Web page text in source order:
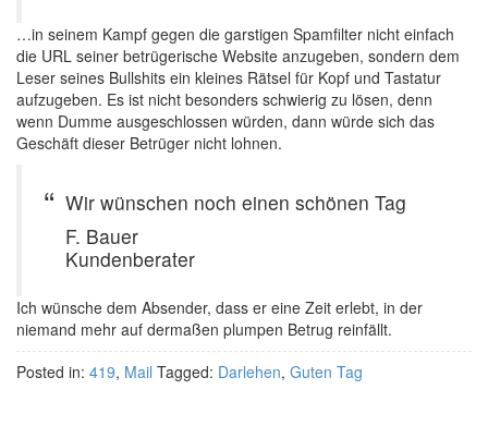
…in seinem Kampf gegen die garstigen Spamfilter nicht einfach
die URL seiner betrügerische Website anzugeben, sondern dem
Leser seines Bullshits ein kleines Rätsel für Kopf und Tastatur
aufzugeben. Es ist nicht besonders schwierig zu lösen, denn
wenn Dumme ausgeschlossen würden, dann würde sich das
Geschäft dieser Betrüger nicht lohnen.
Wir wünschen noch einen schönen Tag
F. Bauer
Kundenberater
Ich wünsche dem Absender, dass er eine Zeit erlebt, in der
niemand mehr auf dermaßen plumpen Betrug reinfällt.
Posted in: 419, Mail Tagged: Darlehen, Guten Tag